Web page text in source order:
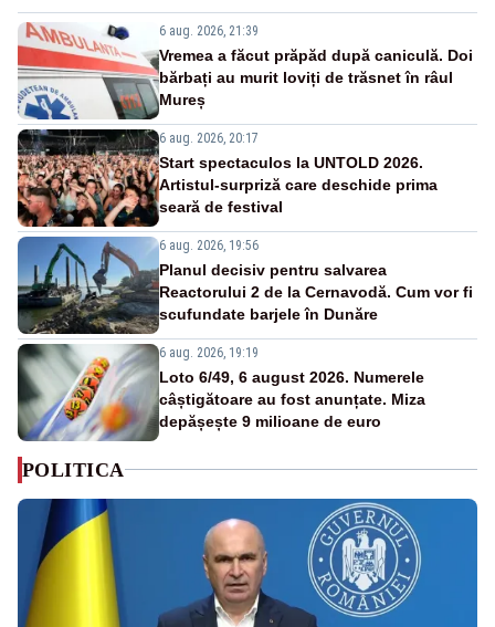
6 aug. 2026, 21:39
Vremea a făcut prăpăd după caniculă. Doi
bărbați au murit loviți de trăsnet în râul
Mureș
6 aug. 2026, 20:17
Start spectaculos la UNTOLD 2026.
Artistul-surpriză care deschide prima
seară de festival
6 aug. 2026, 19:56
Planul decisiv pentru salvarea
Reactorului 2 de la Cernavodă. Cum vor fi
scufundate barjele în Dunăre
6 aug. 2026, 19:19
Loto 6/49, 6 august 2026. Numerele
câștigătoare au fost anunțate. Miza
depășește 9 milioane de euro
POLITICA